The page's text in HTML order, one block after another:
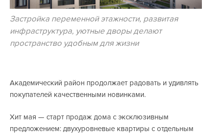
Застройка переменной этажности, развитая
инфраструктура, уютные дворы делают
пространство удобным для жизни
Академический район продолжает радовать и удивлять
покупателей качественными новинками.
Хит мая — старт продаж дома с эксклюзивным
предложением: двухуровневые квартиры с отдельным